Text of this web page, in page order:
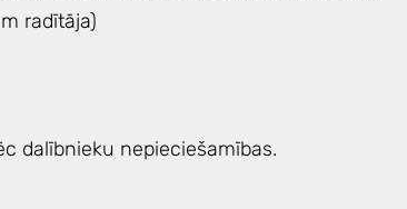
radītāja)
dalībnieku nepieciešamības.